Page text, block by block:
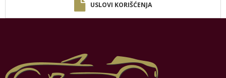
USLOVI KORIŠĆENJA